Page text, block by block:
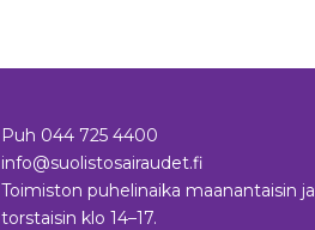
Puh 044 725 4400
info@suolistosairaudet.fi
Toimiston puhelinaika maanantaisin ja
torstaisin klo 14–17.